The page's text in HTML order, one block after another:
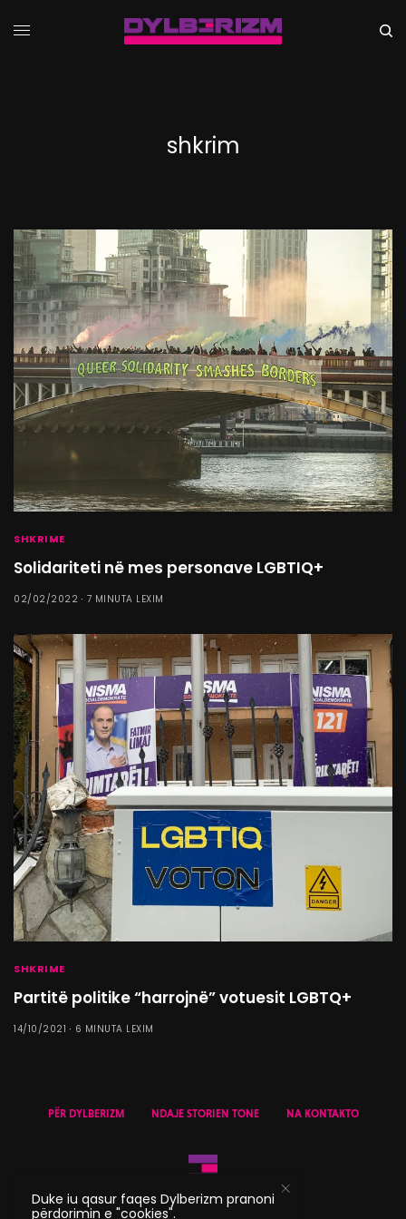
shkrim
SHKRIME
Solidariteti në mes personave LGBTIQ+
02/02/2022 7 MINUTA LEXIM
SHKRIME
Partitë politike “harrojnë” votuesit LGBTQ+
14/10/2021 6 MINUTA LEXIM
PËR DYLBERIZM NDAJE STORIEN TONE NA KONTAKTO
Duke iu qasur faqes Dylberizm pranoni
përdorimin e "cookies".